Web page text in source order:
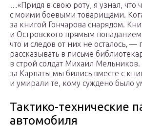
…«Придя в свою роту, я узнал, что
с моими боевыми товарищами.
за книгой Гончарова снарядом.
и Островского прямым
что и следов от них не осталось, —
рассказывать в письме
в строй солдат Михаил
за Карпаты мы бились вместе с
и умирали те, кому суждено было
Тактико-технические
автомобиля